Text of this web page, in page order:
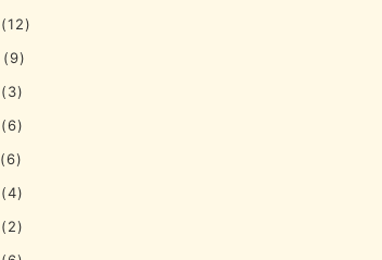
(12)
(9)
(3)
(6)
(6)
(4)
(2)